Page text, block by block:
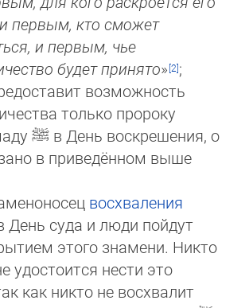
первым, кто сможет
и первым, чье
будет принято»
;
возможность
только пророку
ﷺ в День воскрешения, о
в при­ве­дён­ном выше
восхваления
День суда и люди пойдут
этого знамени. Никто
удос­то­ит­ся нести это
как никто не восхвалит